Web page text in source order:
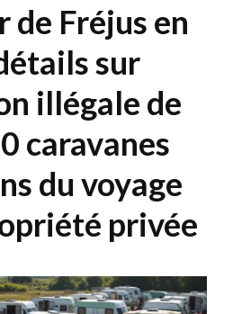
de Fréjus en
sur
illégale de
caravanes
du voyage
privée